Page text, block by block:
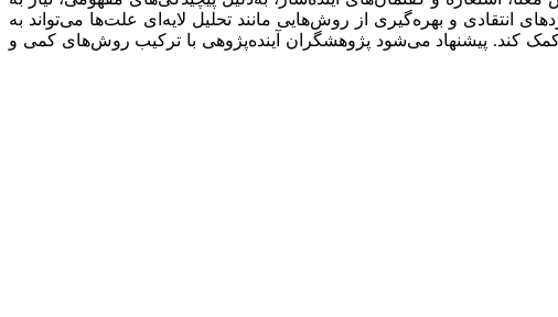
و بهره‌گیری از روش‌هایی مانند تحلیل لایه‌ای علت‌ها می‌تواند به
کند. پیشنهاد می‌شود پژوهشگران آینده‌پژوهی با ترکیب روش‌های کمی و